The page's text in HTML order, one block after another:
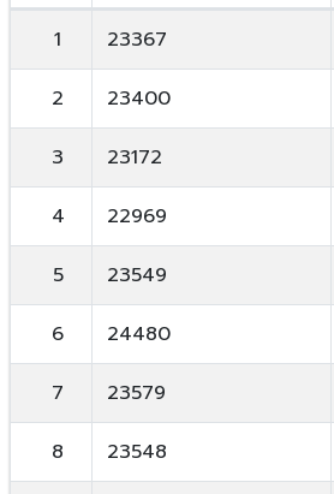
1 23367
2 23400
3 23172
4 22969
5 23549
6 24480
7 23579
8 23548